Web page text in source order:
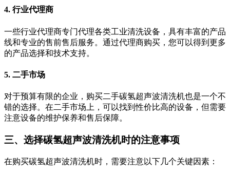
4. 行业代理商
一些行业代理商专门代理各类工业清洗设备，具有丰富的产品
线和专业的售前售后服务。通过代理商购买，您可以得到更多
的产品选择和技术支持。
5. 二手市场
对于预算有限的企业，购买二手碳氢超声波清洗机也是一个不
错的选择。在二手市场上，可以找到性价比高的设备，但需要
注意设备的维护保养和售后保障。
三、选择碳氢超声波清洗机时的注意事项
在购买碳氢超声波清洗机时，需要注意以下几个关键因素：